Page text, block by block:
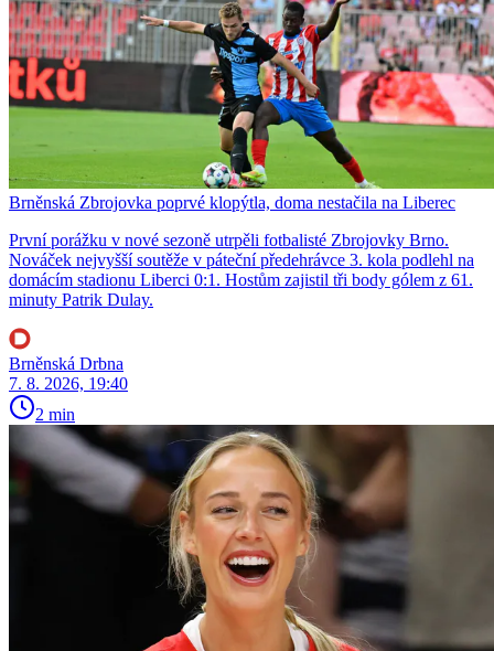
Brněnská Zbrojovka poprvé klopýtla, doma nestačila na Liberec
První porážku v nové sezoně utrpěli fotbalisté Zbrojovky Brno.
Nováček nejvyšší soutěže v páteční předehrávce 3. kola podlehl na
domácím stadionu Liberci 0:1. Hostům zajistil tři body gólem z 61.
minuty Patrik Dulay.
Brněnská Drbna
7. 8. 2026, 19:40
2 min